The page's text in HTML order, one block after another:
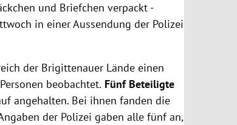
und Briefchen verpackt -
in einer Aussendung der Polizei
der Brigittenauer Lände einen
beobachtet. Fünf Beteiligte
angehalten. Bei ihnen fanden die
der Polizei gaben alle fünf an,